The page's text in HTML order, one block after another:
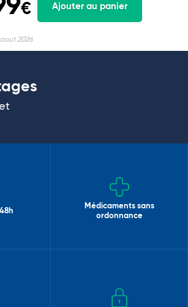
€ Ajouter au panier
2026
Médicaments sans
ordonnance